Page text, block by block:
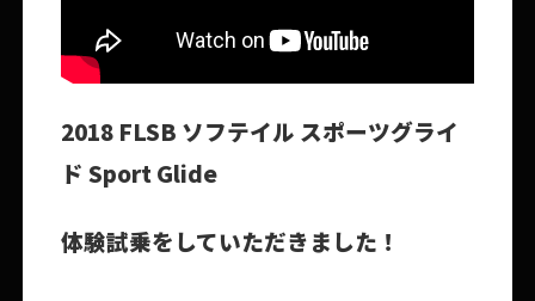
2018 FLSB ソフテイル スポーツグライ
ド Sport Glide
体験試乗をしていただきました！